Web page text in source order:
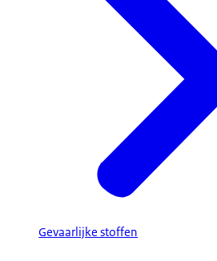
Gevaarlijke stoffen